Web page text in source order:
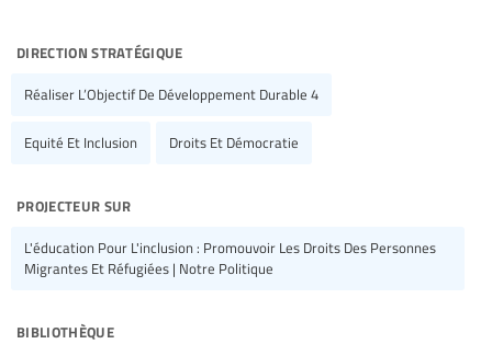
direction stratégique
Réaliser L’Objectif De Développement Durable 4
Equité Et Inclusion Droits Et Démocratie
projecteur sur
L'éducation Pour L'inclusion : Promouvoir Les Droits Des Personnes
Migrantes Et Réfugiées | Notre Politique
bibliothèque